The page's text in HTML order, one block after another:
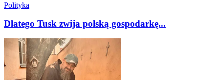
Polityka
Dlatego Tusk zwija polską gospodarkę...